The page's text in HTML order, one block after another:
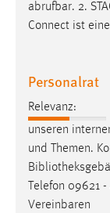
abrufbar. 2.
Connect ist
Personalrat
Relevanz:
unseren
und Themen.
Telefon 09621
Vereinbaren